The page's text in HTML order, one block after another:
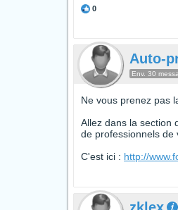
0
Auto-
Env. 30
Ne vous prenez pas
Allez dans la section
de professionnels de
C'est ici : http://